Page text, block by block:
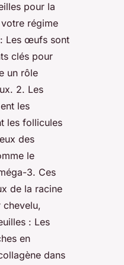
pour la
régime
Les œufs sont
clés pour
un rôle
2. Les
les
les follicules
des
le
3. Ces
de la racine
: Les
en
dans